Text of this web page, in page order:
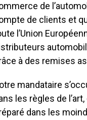
de
de clients et
l’Union
à des remises
mandataire
les règles de
dans les